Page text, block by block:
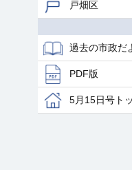
戸畑区
過去の市政だ
PDF版
5月15日号ト